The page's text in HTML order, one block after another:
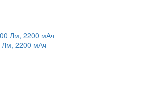
Лм, 2200 мАч